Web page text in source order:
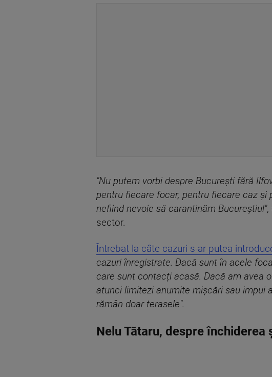
"Nu putem vorbi despre București fără
pentru fiecare focar, pentru fiecare caz
nefiind nevoie să carantinăm Bucureștiul",
sector.
Întrebat la câte cazuri s-ar putea
cazuri înregistrate. Dacă sunt în acele
care sunt contacți acasă. Dacă am avea
atunci limitezi anumite mișcări sau impui
rămân doar terasele".
Nelu Tătaru, despre închiderea